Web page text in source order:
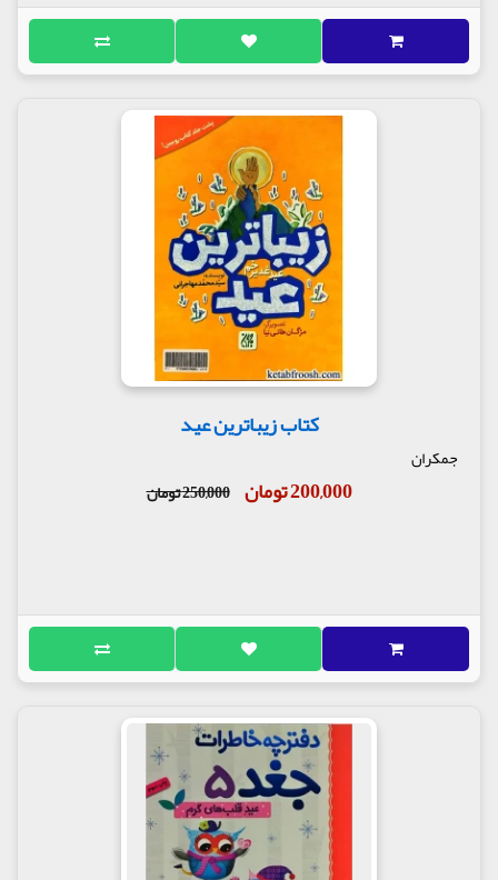
کتاب زیباترین عید
جمکران
200,000 تومان 250,000 تومان